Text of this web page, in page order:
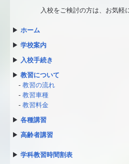
入校をご検討の方は、 お気軽
▶ホーム
▶学校案内
▶ 入校手続き
▶教習について
-教習の流れ
-教習車種
-教習料金
▶各種講習
▶高齢者講習
▶学科教習時間割表